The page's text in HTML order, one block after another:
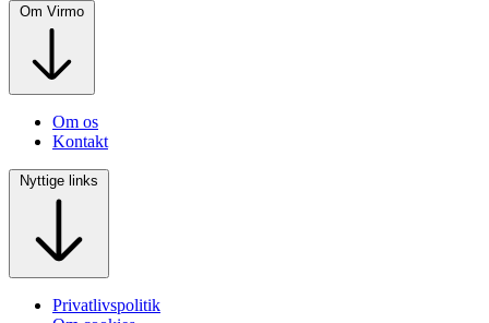
Om Virmo
Om os
Kontakt
Nyttige links
Privatlivspolitik